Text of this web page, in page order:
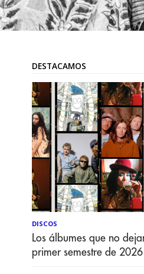
DESTACAMOS
DISCOS
Los álbumes que no
primer semestre de 2026